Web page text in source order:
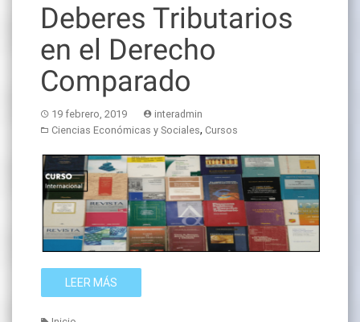
Deberes Tributarios
en el Derecho
Comparado
19 febrero, 2019
interadmin
Ciencias Económicas y Sociales, Cursos
LEER MÁS